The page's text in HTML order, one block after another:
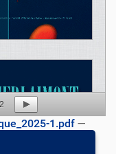
1.pdf —